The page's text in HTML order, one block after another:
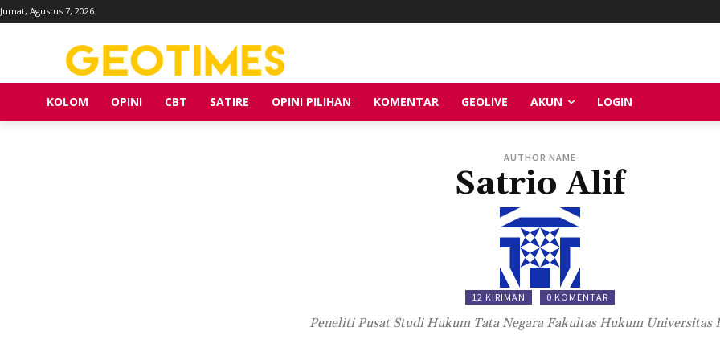
Jumat, Agustus 7, 2026
KOLOM OPINI CBT SATIRE OPINI PILIHAN KOMENTAR GEOLIVE AKUN LOGIN
AUTHOR NAME
Satrio Alif
12 KIRIMAN 0 KOMENTAR
Peneliti Pusat Studi Hukum Tata Negara Fakultas Hukum Universitas